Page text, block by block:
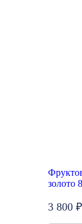
золото
3 800 ₽